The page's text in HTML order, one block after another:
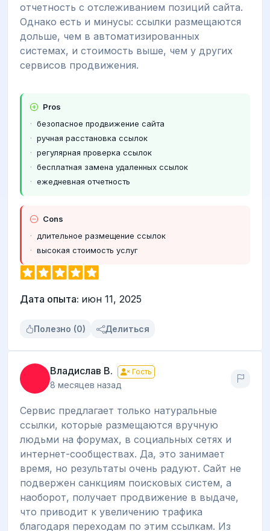
отчетность с отслеживанием позиций сайта.
Однако есть и минусы: ссылки размещаются
дольше, чем в автоматизированных
системах, и стоимость выше, чем у других
сервисов продвижения.
Pros
безопасное продвижение сайта
ручная расстановка ссылок
регулярная проверка ссылок
бесплатная замена удаленных ссылок
ежедневная отчетность
Cons
длительное размещение ссылок
высокая стоимость услуг
Дата опыта: июн 11, 2025
Полезно (0) Делиться
Владислав В. Гость
8 месяцев назад
Сервис предлагает только натуральные
ссылки, которые размещаются вручную
людьми на форумах, в социальных сетях и
интернет-сообществах. Да, это занимает
время, но результаты очень радуют. Сайт не
подвержен санкциям поисковых систем, а
наоборот, получает продвижение в выдаче,
что приводит к увеличению трафика
благодаря переходам по этим ссылкам. Из